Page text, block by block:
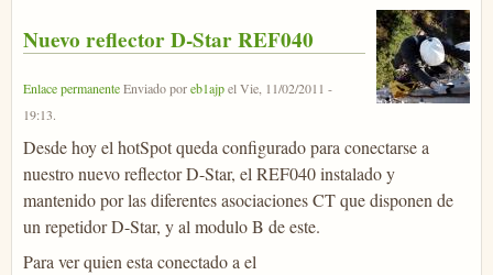
Nuevo reflector D-Star REF040
Enlace permanenteEnviado poreb1ajpelVie, 11/02/2011 -
19:13.
Desde hoy el hotSpot queda configurado para conectarse a
nuestro nuevo reflector D-Star, el REF040 instalado y
mantenido por las diferentes asociaciones CT que disponen de
un repetidor D-Star, y al modulo B de este.
Para ver quien esta conectado a el